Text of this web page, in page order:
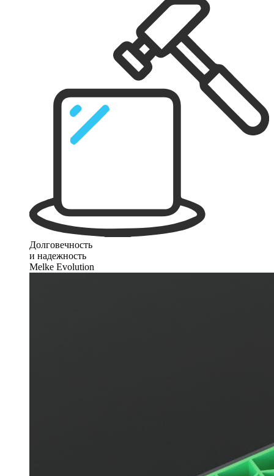
Долговечность
и надежность
Melke Evolution